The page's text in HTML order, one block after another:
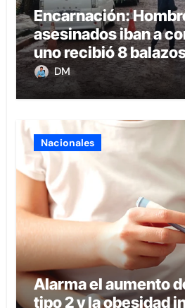
Encarnación:
asesinados iban a
uno recibió 8
la boca
DM
Nacionales
Alarma el aumento
tipo 2 y la obesidad